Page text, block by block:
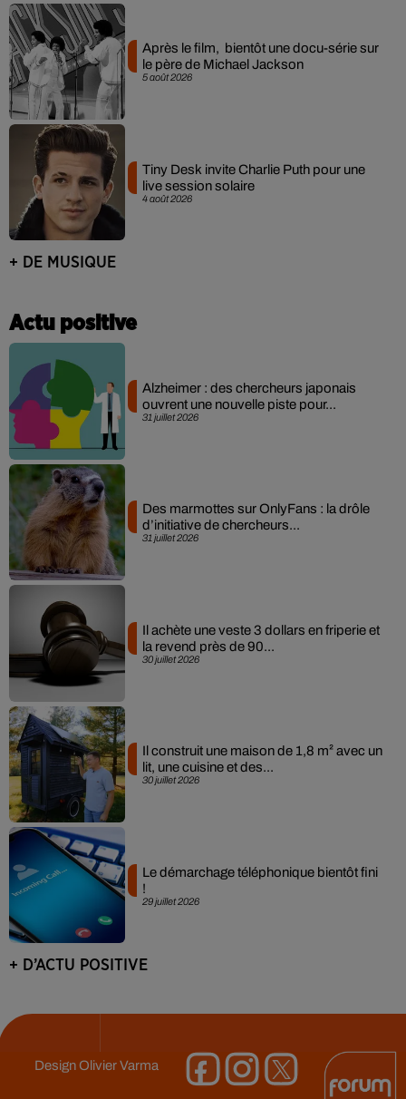
5 août 2026
Après le film, bientôt une docu-série sur
le père de Michael Jackson
4 août 2026
Tiny Desk invite Charlie Puth pour une
live session solaire
+ DE MUSIQUE
Actu positive
31 juillet 2026
Alzheimer : des chercheurs japonais
ouvrent une nouvelle piste pour...
31 juillet 2026
Des marmottes sur OnlyFans : la drôle
d’initiative de chercheurs...
30 juillet 2026
Il achète une veste 3 dollars en friperie et
la revend près de 90...
30 juillet 2026
Il construit une maison de 1,8 m² avec un
lit, une cuisine et des...
29 juillet 2026
Le démarchage téléphonique bientôt fini
!
+ D’ACTU POSITIVE
DesignOlivier Varma